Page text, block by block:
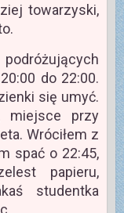
towarzyski,
do 22:00.
się umyć.
miejsce przy
Wróciłem z
spać o 22:45,
papieru,
studentka